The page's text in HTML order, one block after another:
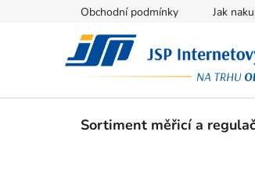
Obchodní podmínky Jak
Sortiment měřicí a